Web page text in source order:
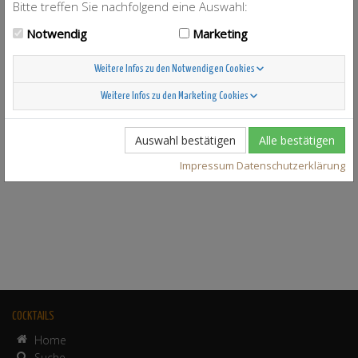
COCKTAILS
Home
Bitte treffen Sie nachfolgend eine Auswahl:
Notwendig
Marketing
Weitere Infos zu den Notwendigen Cookies
Weitere Infos zu den Marketing Cookies
Auswahl bestätigen Alle bestätigen
Impressum Datenschutzerklärung